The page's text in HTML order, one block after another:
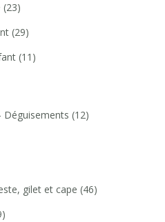
(23)
(29)
(11)
Déguisements (12)
gilet et cape (46)